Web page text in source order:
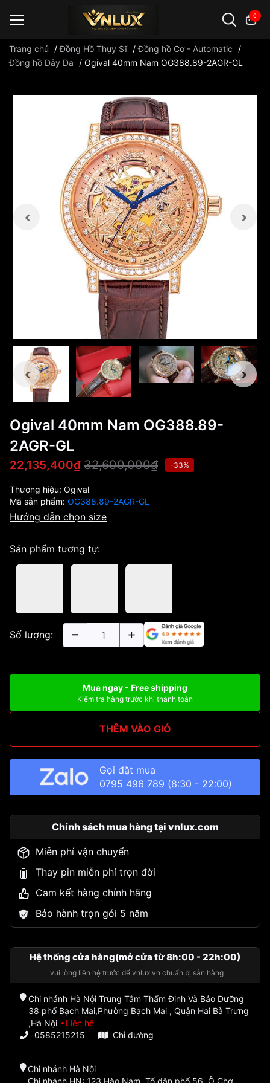
0
Trang chủ /Đồng Hồ Thụy Sĩ /Đồng hồ Cơ - Automatic
/
Đồng hồ Dây Da
/ Ogival 40mm Nam OG388.89-2AGR-GL
Ogival 40mm Nam OG388.89-
2AGR-GL
22,135,400₫ 32,600,000₫ -33%
Thương hiệu: Ogival
Mã sản phẩm: OG388.89-2AGR-GL
Hướng dẫn chọn size
Sản phẩm tương tự:
Số lượng:
Mua ngay - Free shipping
Kiểm tra hàng trước khi thanh toán
THÊM VÀO GIỎ
Gọi đặt mua
0795 496 789 (8:30 - 22:00)
Chính sách mua hàng tại vnlux.com
Miễn phí vận chuyển
Thay pin miễn phí trọn đời
Cam kết hàng chính hãng
Bảo hành trọn gói 5 năm
Hệ thống cửa hàng(mở cửa từ 8h:00 - 22h:00)
vui lòng liên hệ trước để vnlux.vn chuẩn bị sẵn hàng
Chi nhánh Hà Nội Trung Tâm Thẩm Định Và Bảo Dưỡng
38 phố Bạch Mai,Phường Bạch Mai , Quận Hai Bà Trưng
,Hà Nội
Liên hệ
0585215215
Chỉ đường
Chi nhánh Hà Nội